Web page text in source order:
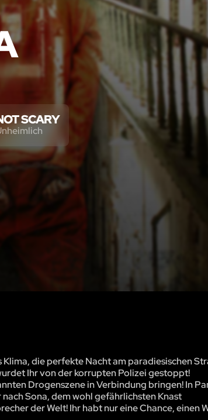
SCARY
die perfekte Nacht am paradiesischen
Ihr von der korrupten Polizei gestoppt!
Drogenszene in Verbindung bringen! In
Sona, dem wohl gefährlichsten Knast
der Welt! Ihr habt nur eine Chance, einen